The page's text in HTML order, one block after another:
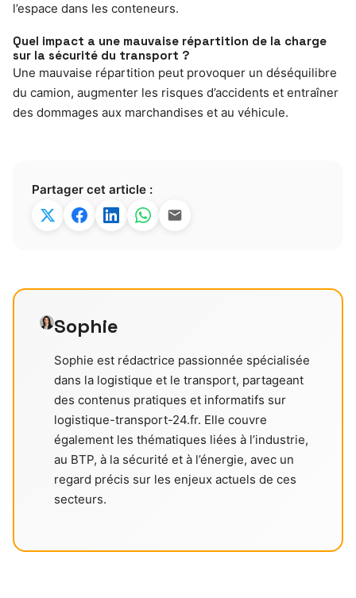
l’espace dans les conteneurs.
Quel impact a une mauvaise répartition de la charge
sur la sécurité du transport ?
Une mauvaise répartition peut provoquer un déséquilibre
du camion, augmenter les risques d’accidents et entraîner
des dommages aux marchandises et au véhicule.
Partager cet article :
Sophie
Sophie est rédactrice passionnée spécialisée
dans la logistique et le transport, partageant
des contenus pratiques et informatifs sur
logistique-transport-24.fr. Elle couvre
également les thématiques liées à l’industrie,
au BTP, à la sécurité et à l’énergie, avec un
regard précis sur les enjeux actuels de ces
secteurs.